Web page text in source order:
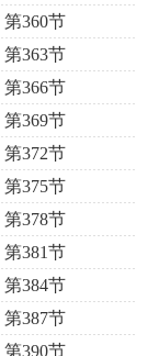
第360节
第363节
第366节
第369节
第372节
第375节
第378节
第381节
第384节
第387节
第390节